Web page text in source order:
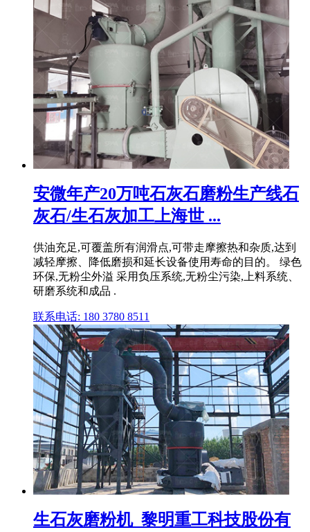
安微年产20万吨石灰石磨粉生产线石
灰石/生石灰加工上海世 ...
供油充足,可覆盖所有润滑点,可带走摩擦热和杂质,达到
减轻摩擦、降低磨损和延长设备使用寿命的目的。 绿色
环保,无粉尘外溢 采用负压系统,无粉尘污染,上料系统、
研磨系统和成品 .
联系电话: 180 3780 8511
生石灰磨粉机_黎明重工科技股份有